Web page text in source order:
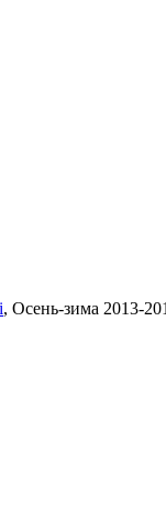
, Осень-зима 2013-